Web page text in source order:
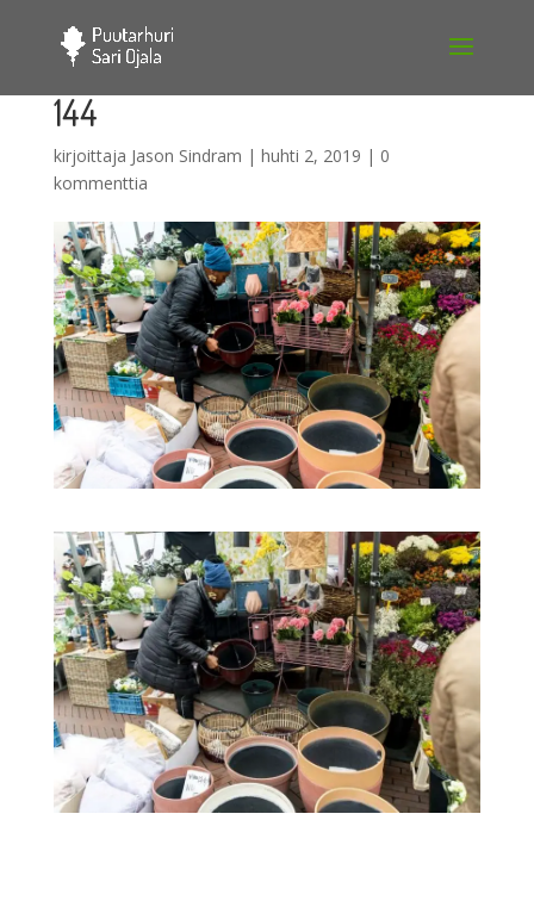
144
kirjoittaja Jason Sindram | huhti 2, 2019 | 0
kommenttia